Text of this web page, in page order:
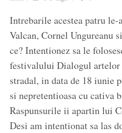
Intrebarile acestea patru
Valcan, Cornel Ungureanu
ce? Intentionez sa le
festivalului Dialogul
stradal, in data de 18 iunie
si nepretentioasa cu cativa
Raspunsurile ii apartin lui
Desi am intentionat sa las